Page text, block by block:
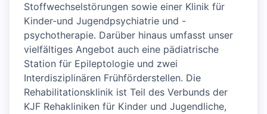
Stoffwechselstörungen sowie einer Klinik für
Kinder-und Jugendpsychiatrie und -
psychotherapie. Darüber hinaus umfasst unser
vielfältiges Angebot auch eine pädiatrische
Station für Epileptologie und zwei
Interdisziplinären Frühförderstellen. Die
Rehabilitationsklinik ist Teil des Verbunds der
KJF Rehakliniken für Kinder und Jugendliche,